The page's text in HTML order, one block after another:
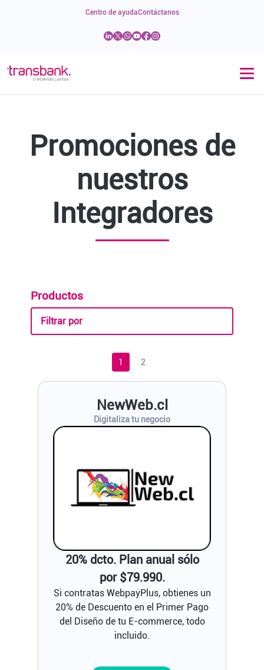
Centro de ayudaContáctanos
Promociones de
nuestros
Integradores
Productos
Filtrar por
NewWeb.cl
Digitaliza tu negocio
20% dcto. Plan anual sólo
por $79.990.
Si contratas WebpayPlus, obtienes un
20% de Descuento en el Primer Pago
del Diseño de tu E-commerce, todo
incluido.
1 2